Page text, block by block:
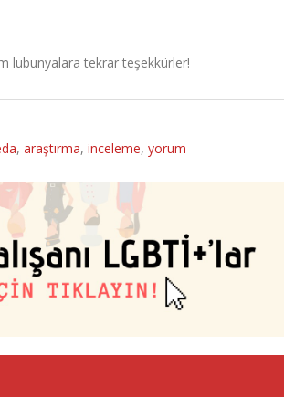
lubunyalara tekrar teşekkürler!
, araştırma, inceleme, yorum